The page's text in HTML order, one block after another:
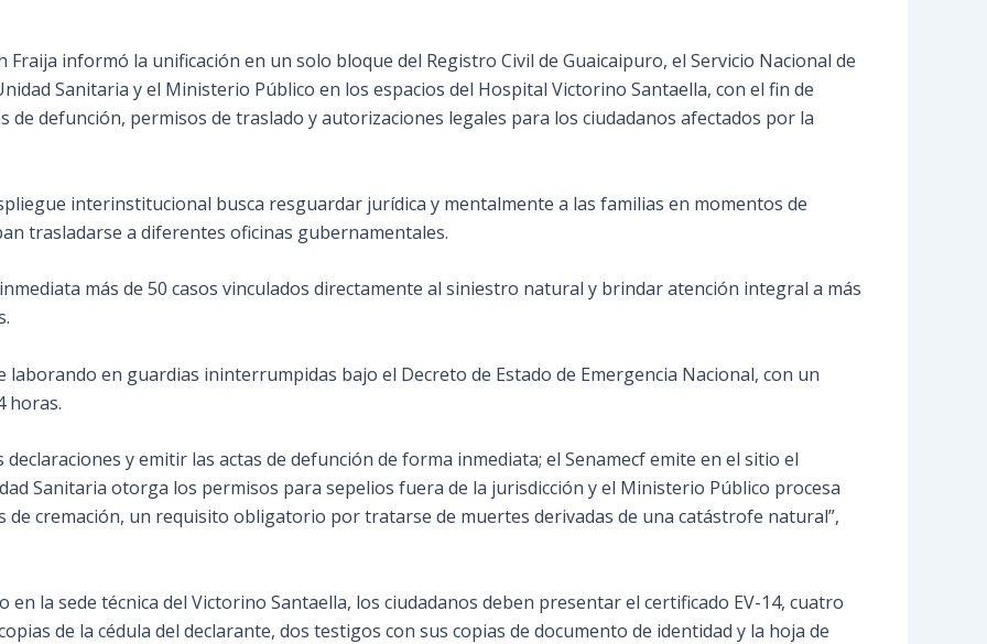
informó la unificación en un solo bloque del Registro Civil de Guaicaipuro, el Servicio Nacional de
Sanitaria y el Ministerio Público en los espacios del Hospital Victorino Santaella, con el fin de
de defunción, permisos de traslado y autorizaciones legales para los ciudadanos afectados por la
interinstitucional busca resguardar jurídica y mentalmente a las familias en momentos de
trasladarse a diferentes oficinas gubernamentales.
más de 50 casos vinculados directamente al siniestro natural y brindar atención integral a más
en guardias ininterrumpidas bajo el Decreto de Estado de Emergencia Nacional, con un
horas.
y emitir las actas de defunción de forma inmediata; el Senamecf emite en el sitio el
Sanitaria otorga los permisos para sepelios fuera de la jurisdicción y el Ministerio Público procesa
cremación, un requisito obligatorio por tratarse de muertes derivadas de una catástrofe natural”,
la sede técnica del Victorino Santaella, los ciudadanos deben presentar el certificado EV-14, cuatro
de la cédula del declarante, dos testigos con sus copias de documento de identidad y la hoja de